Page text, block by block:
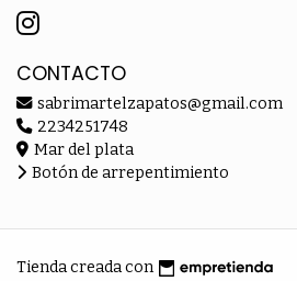
CONTACTO
sabrimartelzapatos@gmail.com
2234251748
Mar del plata
Botón de arrepentimiento
Tienda creada con